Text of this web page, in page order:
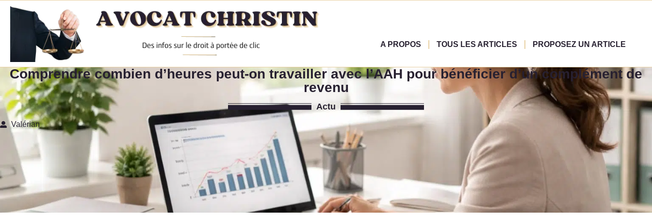
A PROPOS TOUS LES ARTICLES PROPOSEZ UN ARTICLE
Comprendre combien d’heures peut-on travailler avec l’AAH pour bénéficier d’un complément de
revenu
Actu
Valérian